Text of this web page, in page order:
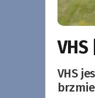
VHS